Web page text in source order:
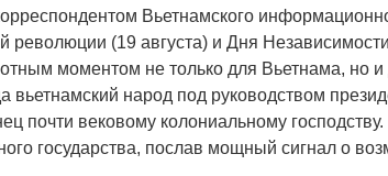
Вьетнамского
революции (19 августа) и Дня
моментом не только для Вьетнама, но
вьетнамский народ под руководством
почти вековому колониальному
государства, послав мощный сигнал о